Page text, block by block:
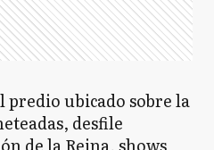
predio ubicado sobre la
desfile
de la Reina, shows